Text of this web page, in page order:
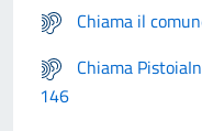
Chiama il
Chiama
146